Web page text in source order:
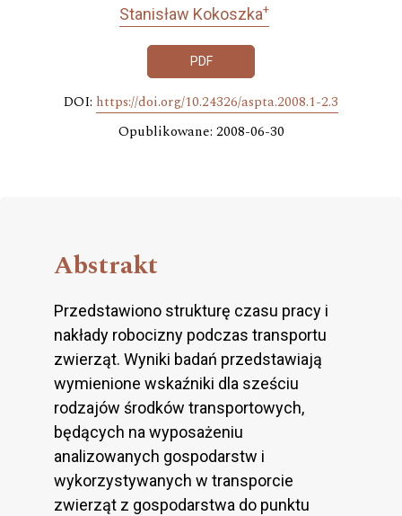
Stanisław Kokoszka+
PDF
DOI: https://doi.org/10.24326/aspta.2008.1-2.3
Opublikowane: 2008-06-30
Abstrakt
Przedstawiono strukturę czasu pracy i
nakłady robocizny podczas transportu
zwierząt. Wyniki badań przedstawiają
wymienione wskaźniki dla sześciu
rodzajów środków transportowych,
będących na wyposażeniu
analizowanych gospodarstw i
wykorzystywanych w transporcie
zwierząt z gospodarstwa do punktu